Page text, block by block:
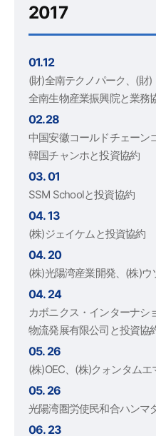
2017
01.12
(財)全南テクノパーク、(財)
全南生物産業振興院と業務
02.28
中国安徽コールドチェーン
韓国チャンホと投資協約
03. 01
SSM Schoolと投資協約
04. 13
(株)ジェイケムと投資協約
04. 20
(株)光陽湾産業開発、(株)
04. 24
カボニクス・インターナシ
物流発展有限公司と投資協
05. 26
(株)OEC、(株)クォンタム
05. 26
光陽湾圏労使民和合ハンマ
06. 23